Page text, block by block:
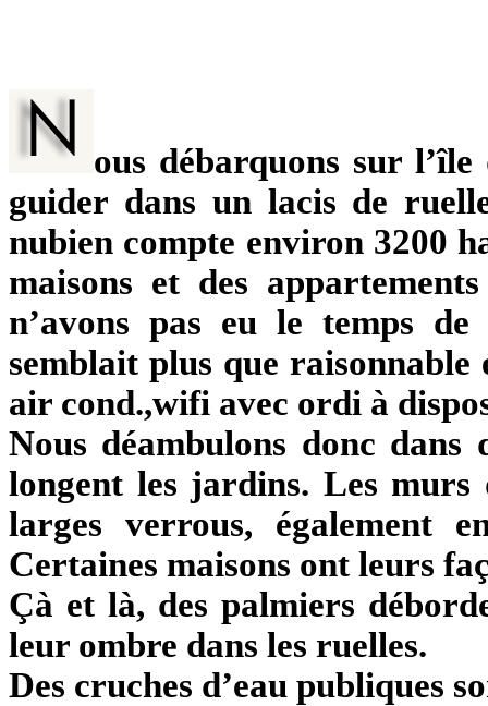
ous débarquons sur
guider dans un lacis de
nubien compte environ 3200
maisons et des
n’avons pas eu le temps
semblait plus que
air cond.,wifi avec ordi à
Nous déambulons donc
longent les jardins. Les murs
larges verrous, également
Certaines maisons ont leurs
Çà et là, des palmiers
leur ombre dans les ruelles.
Des cruches d’eau publiques